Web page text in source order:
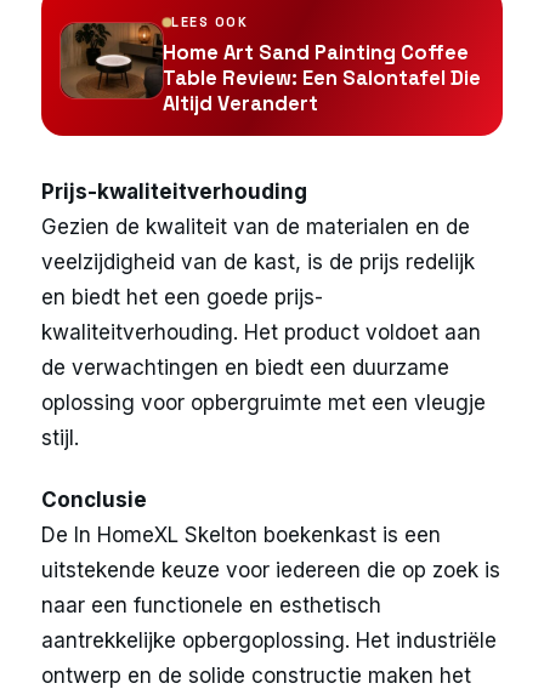
LEES OOK
Home Art Sand Painting Coffee
Table Review: Een Salontafel Die
Altijd Verandert
Prijs-kwaliteitverhouding
Gezien de kwaliteit van de materialen en de
veelzijdigheid van de kast, is de prijs redelijk
en biedt het een goede prijs-
kwaliteitverhouding. Het product voldoet aan
de verwachtingen en biedt een duurzame
oplossing voor opbergruimte met een vleugje
stijl.
Conclusie
De In HomeXL Skelton boekenkast is een
uitstekende keuze voor iedereen die op zoek is
naar een functionele en esthetisch
aantrekkelijke opbergoplossing. Het industriële
ontwerp en de solide constructie maken het